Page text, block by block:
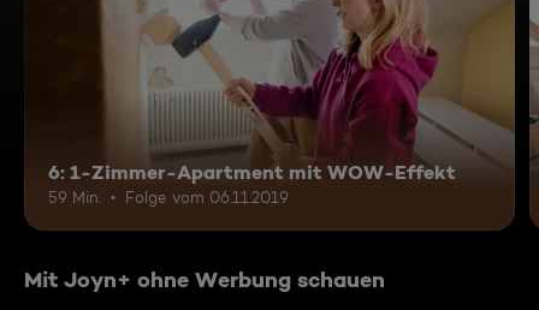
6: 1-Zimmer-Apartment mit WOW-Effekt
59 Min. Folge vom 06.11.2019
Mit Joyn+ ohne Werbung schauen